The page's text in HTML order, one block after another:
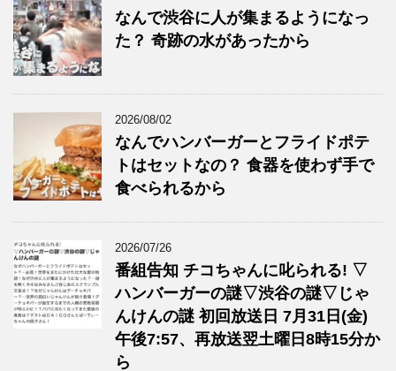
なんで渋谷に人が集まるようになっ
た？ 奇跡の水があったから
2026/08/02
なんでハンバーガーとフライドポテ
トはセットなの？ 食器を使わず手で
食べられるから
2026/07/26
番組告知 チコちゃんに叱られる! ▽
ハンバーガーの謎▽渋谷の謎▽じゃ
んけんの謎 初回放送日 7月31日(金)
午後7:57、再放送翌土曜日8時15分か
ら